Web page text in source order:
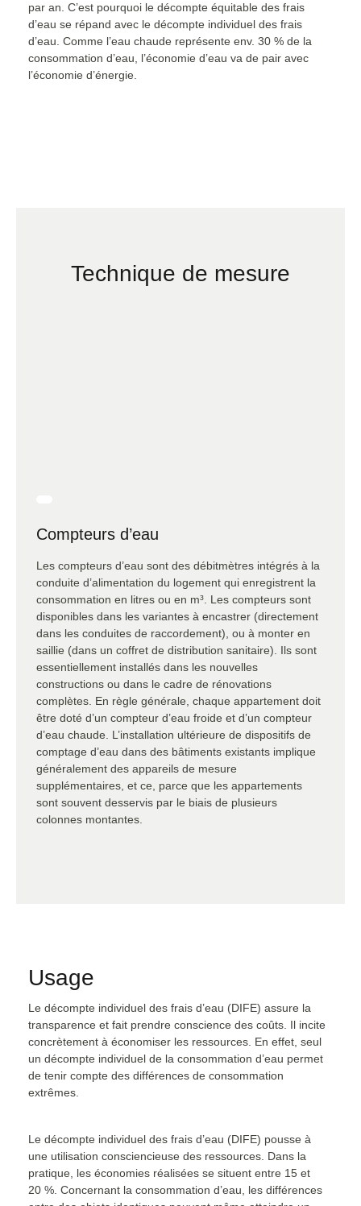
par an. C’est pourquoi le décompte équitable des frais
d’eau se répand avec le décompte individuel des frais
d’eau. Comme l’eau chaude représente env. 30 % de la
consommation d’eau, l’économie d’eau va de pair avec
l’économie d’énergie.
Technique de mesure
Compteurs d’eau
Les compteurs d’eau sont des débitmètres intégrés à la
conduite d’alimentation du logement qui enregistrent la
consommation en litres ou en m³. Les compteurs sont
disponibles dans les variantes à encastrer (directement
dans les conduites de raccordement), ou à monter en
saillie (dans un coffret de distribution sanitaire). Ils sont
essentiellement installés dans les nouvelles
constructions ou dans le cadre de rénovations
complètes. En règle générale, chaque appartement doit
être doté d’un compteur d’eau froide et d’un compteur
d’eau chaude. L’installation ultérieure de dispositifs de
comptage d’eau dans des bâtiments existants implique
généralement des appareils de mesure
supplémentaires, et ce, parce que les appartements
sont souvent desservis par le biais de plusieurs
colonnes montantes.
Usage
Le décompte individuel des frais d’eau (DIFE) assure la
transparence et fait prendre conscience des coûts. Il incite
concrètement à économiser les ressources. En effet, seul
un décompte individuel de la consommation d’eau permet
de tenir compte des différences de consommation
extrêmes.
Le décompte individuel des frais d’eau (DIFE) pousse à
une utilisation consciencieuse des ressources. Dans la
pratique, les économies réalisées se situent entre 15 et
20 %. Concernant la consommation d’eau, les différences